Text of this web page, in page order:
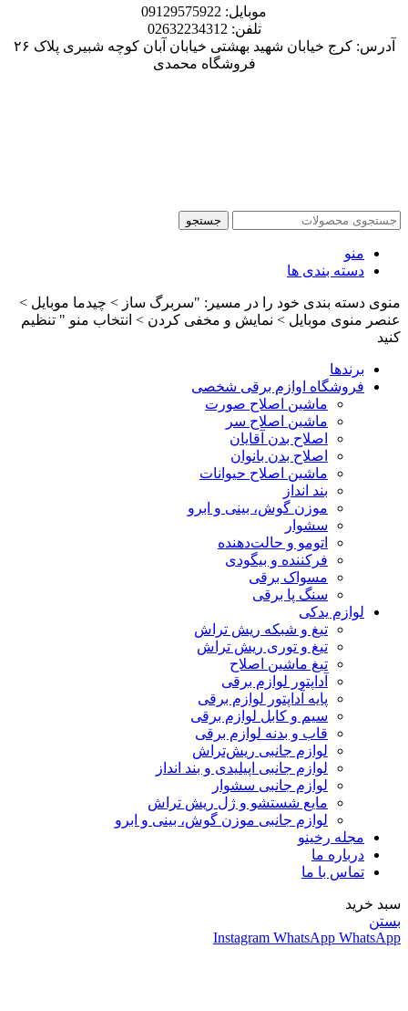
موبایل: 09129575922
تلفن: 02632234312
آدرس: کرج خیابان شهید بهشتی خیابان آبان کوچه شبیری پلاک ۲۶
فروشگاه محمدی
جستجو
منو
دسته بندی ها
منوی دسته بندی خود را در مسیر: "سربرگ ساز > چیدما موبایل >
عنصر منوی موبایل > نمایش و مخفی کردن > انتخاب منو " تنظیم
کنید
برندها
فروشگاه اوازم برقی شخصی
ماشین اصلاح صورت
ماشین اصلاح سر
اصلاح بدن آقایان
اصلاح بدن بانوان
ماشین اصلاح حیوانات
بند انداز
موزن گوش، بینی و ابرو
سشوار
اتومو و حالت‌دهنده
فرکننده و بیگودی
مسواک برقی
سنگ پا برقی
لوازم یدکی
تیغ و شبکه ریش تراش
تیغ و توری ریش تراش
تیغ ماشین اصلاح
آداپتور لوازم برقی
پایه آداپتور لوازم برقی
سیم و کابل لوازم برقی
قاب و بدنه لوازم برقی
لوازم جانبی ریش‌تراش
لوازم جانبی اپیلیدی و بند انداز
لوازم جانبی سشوار
مایع شستشو و ژل ریش تراش
لوازم جانبی موزن گوش، بینی و ابرو
مجله رخینو
درباره ما
تماس با ما
سبد خرید
بستن
Instagram WhatsApp WhatsApp